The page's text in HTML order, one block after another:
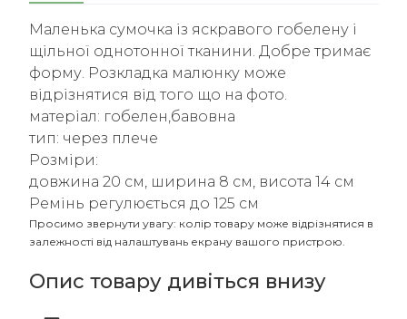
Маленька сумочка із яскравого гобелену і
щільної однотонної тканини. Добре тримає
форму. Розкладка малюнку може
відрізнятися від того що на фото.
матеріал: гобелен,бавовна
тип: через плече
Розміри:
довжина 20 см, ширина 8 см, висота 14 см
Ремінь регулюється до 125 см
Просимо звернути увагу: колір товару може відрізнятися в
залежності від налаштувань екрану вашого пристрою.
Опис товару дивіться внизу